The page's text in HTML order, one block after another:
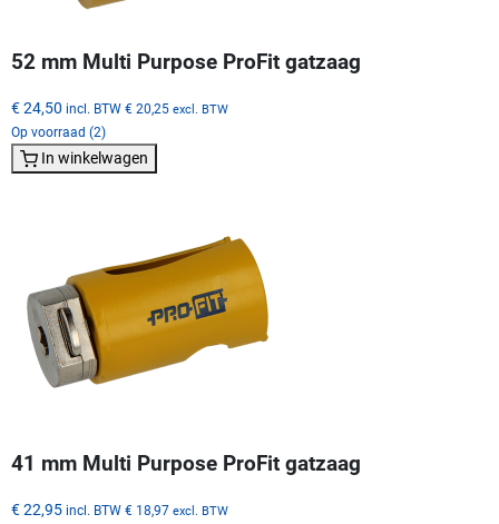
52 mm Multi Purpose ProFit gatzaag
€ 24,50 incl. BTW € 20,25 excl. BTW
Op voorraad (2)
In winkelwagen
41 mm Multi Purpose ProFit gatzaag
€ 22,95 incl. BTW € 18,97 excl. BTW